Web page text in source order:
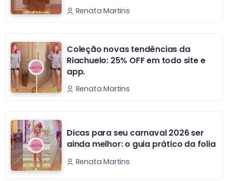
Renata Martins
Coleção novas tendências da
Riachuelo: 25% OFF em todo site e
app.
Renata Martins
Dicas para seu carnaval 2026 ser
ainda melhor: o guia prático da folia
Renata Martins